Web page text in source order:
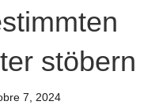
stöbern
7, 2024